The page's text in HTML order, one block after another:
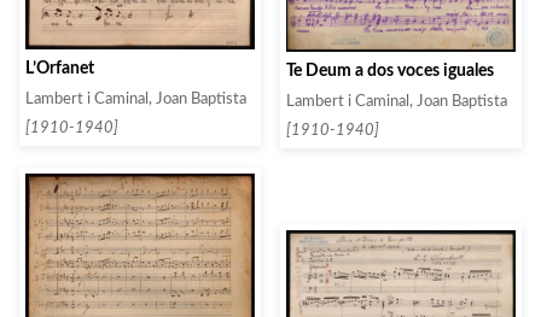
L’Orfanet
Lambert i Caminal, Joan Baptista
[1910-1940]
Te Deum a dos voces iguales
Lambert i Caminal, Joan Baptista
[1910-1940]